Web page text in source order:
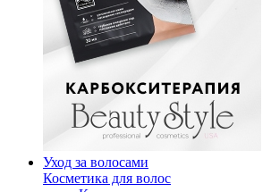
Уход за волосами
Косметика для волос